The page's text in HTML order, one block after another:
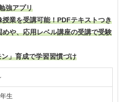
強アプリ
業を受講可能！PDFテキストつき
や、応用レベル講座の受講で受験
」育成で学習習慣づけ
生